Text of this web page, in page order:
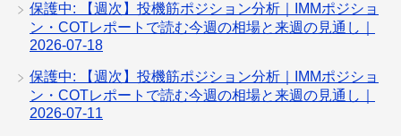
保護中: 【週次】投機筋ポジション分析｜IMMポジショ
ン・COTレポートで読む今週の相場と来週の見通し｜
2026-07-18
保護中: 【週次】投機筋ポジション分析｜IMMポジショ
ン・COTレポートで読む今週の相場と来週の見通し｜
2026-07-11